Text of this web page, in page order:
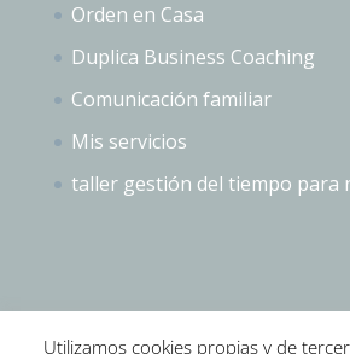
Orden en Casa
Duplica Business Coaching
Comunicación familiar
Mis servicios
taller gestión del tiempo para
Utilizamos cookies propias y de